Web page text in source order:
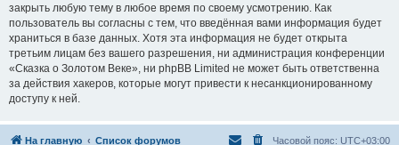
закрыть любую тему в любое время по своему усмотрению. Как
пользователь вы согласны с тем, что введённая вами информация будет
храниться в базе данных. Хотя эта информация не будет открыта
третьим лицам без вашего разрешения, ни администрация конференции
«Сказка о Золотом Веке», ни phpBB Limited не может быть ответственна
за действия хакеров, которые могут привести к несанкционированному
доступу к ней.
На главную Список форумов Часовой пояс: UTC+03:00